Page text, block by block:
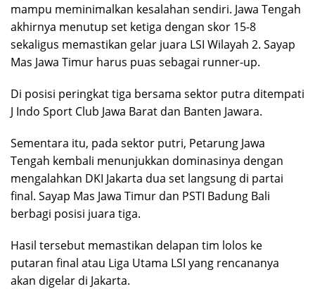
mampu meminimalkan kesalahan sendiri. Jawa Tengah
akhirnya menutup set ketiga dengan skor 15-8
sekaligus memastikan gelar juara LSI Wilayah 2. Sayap
Mas Jawa Timur harus puas sebagai runner-up.
Di posisi peringkat tiga bersama sektor putra ditempati
J Indo Sport Club Jawa Barat dan Banten Jawara.
Sementara itu, pada sektor putri, Petarung Jawa
Tengah kembali menunjukkan dominasinya dengan
mengalahkan DKI Jakarta dua set langsung di partai
final. Sayap Mas Jawa Timur dan PSTI Badung Bali
berbagi posisi juara tiga.
Hasil tersebut memastikan delapan tim lolos ke
putaran final atau Liga Utama LSI yang rencananya
akan digelar di Jakarta.